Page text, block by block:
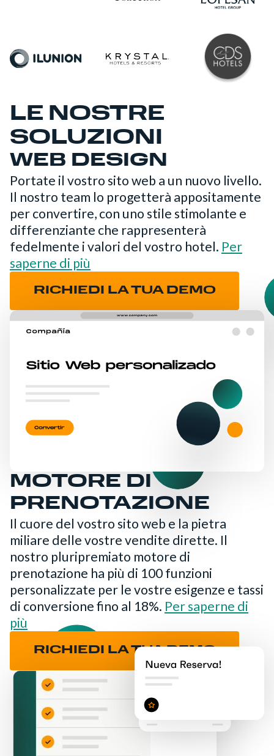
LE NOSTRE
SOLUZIONI
WEB DESIGN
Portate il vostro sito web a un nuovo livello.
Il nostro team lo progetterà appositamente
per convertire, con uno stile stimolante e
differenziante che rappresenterà
fedelmente i valori del vostro hotel. Per
saperne di più
RICHIEDI LA TUA DEMO
MOTORE DI
PRENOTAZIONE
Il cuore del vostro sito web e la pietra
miliare delle vostre vendite dirette. Il
nostro pluripremiato motore di
prenotazione ha più di 100 funzioni
personalizzate per le vostre esigenze e tassi
di conversione fino al 18%. Per saperne di
più
RICHIEDI LA TUA DEMO